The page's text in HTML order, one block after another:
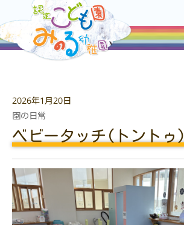
2026年1月20日
園の日常
ベビータッチ(トントゥ)